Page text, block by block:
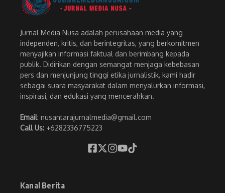
Jurnal Media Nusa adalah perusahaan media yang
independen, kritis, dan berintegritas, yang berkomitmen
menyajikan informasi faktual dan berimbang kepada
publik. Didirikan dengan semangat menjaga kebebasan
pers dan menjunjung tinggi etika jurnalistik, kami hadir
sebagai suara masyarakat dalam menyalurkan informasi,
inspirasi, dan edukasi yang mencerahkan.
Email: nusantarajurnalmedia@gmail.com
Call Us: +6282336775223
Kanal Berita